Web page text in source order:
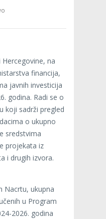
na
financija,
javnih investicija
godina. Radi se o
koji sadrži pregled
o ukupno
sredstvima
projekata iz
i drugih izvora.
Nacrtu, ukupna
u Program
2026. godina